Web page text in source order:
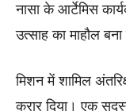
नासा के आर्टेमिस
उत्साह का माहौल बना
मिशन में शामिल
करार दिया। एक